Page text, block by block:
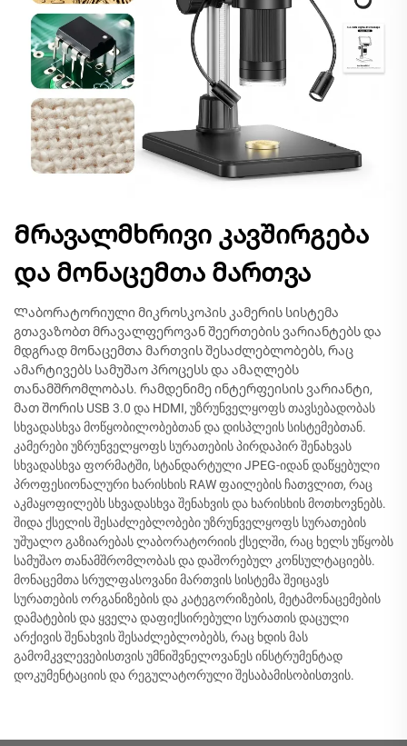
Მრავალმხრივი კავშირგება
და მონაცემთა მართვა
Ლაბორატორიული მიკროსკოპის კამერის სისტემა
გთავაზობთ მრავალფეროვან შეერთების ვარიანტებს და
მდგრად მონაცემთა მართვის შესაძლებლობებს, რაც
ამარტივებს სამუშაო პროცესს და ამაღლებს
თანამშრომლობას. რამდენიმე ინტერფეისის ვარიანტი,
მათ შორის USB 3.0 და HDMI, უზრუნველყოფს თავსებადობას
სხვადასხვა მოწყობილობებთან და დისპლეის სისტემებთან.
კამერები უზრუნველყოფს სურათების პირდაპირ შენახვას
სხვადასხვა ფორმატში, სტანდარტული JPEG-იდან დაწყებული
პროფესიონალური ხარისხის RAW ფაილების ჩათვლით, რაც
აკმაყოფილებს სხვადასხვა შენახვის და ხარისხის მოთხოვნებს.
შიდა ქსელის შესაძლებლობები უზრუნველყოფს სურათების
უშუალო გაზიარებას ლაბორატორიის ქსელში, რაც ხელს უწყობს
სამუშაო თანამშრომლობას და დაშორებულ კონსულტაციებს.
მონაცემთა სრულფასოვანი მართვის სისტემა შეიცავს
სურათების ორგანიზების და კატეგორიზების, მეტამონაცემების
დამატების და ყველა დაფიქსირებული სურათის დაცული
არქივის შენახვის შესაძლებლობებს, რაც ხდის მას
გამომკვლევებისთვის უმნიშვნელოვანეს ინსტრუმენტად
დოკუმენტაციის და რეგულატორული შესაბამისობისთვის.